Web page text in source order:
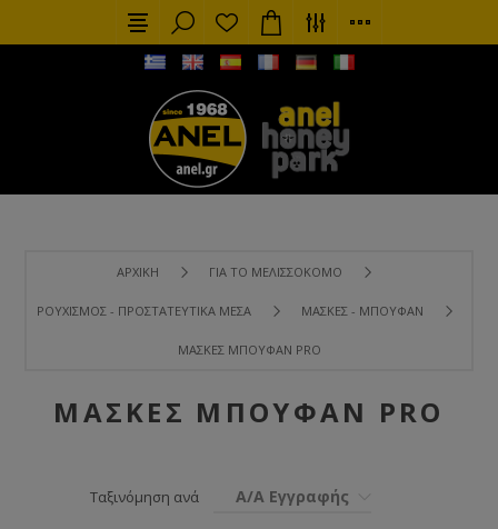
ΑΡΧΙΚΉ ΓΙΑ ΤΟ ΜΕΛΙΣΣΟΚΌΜΟ
ΡΟΥΧΙΣΜΌΣ - ΠΡΟΣΤΑΤΕΥΤΙΚΆ ΜΈΣΑ ΜΆΣΚΕΣ - ΜΠΟΥΦΆΝ
ΜΆΣΚΕΣ ΜΠΟΥΦΆΝ PRO
ΜΆΣΚΕΣ ΜΠΟΥΦΆΝ PRO
Ταξινόμηση ανά Α/Α Εγγραφής